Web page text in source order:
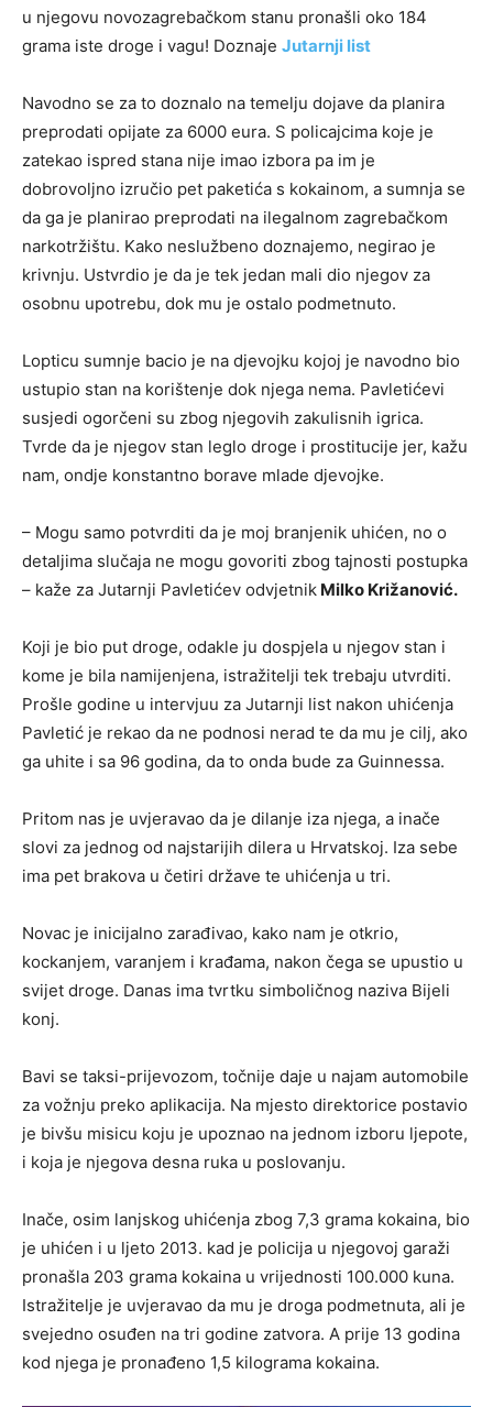
u njegovu novozagrebačkom stanu pronašli oko 184
grama iste droge i vagu! Doznaje Jutarnji list
Navodno se za to doznalo na temelju dojave da planira
preprodati opijate za 6000 eura. S policajcima koje je
zatekao ispred stana nije imao izbora pa im je
dobrovoljno izručio pet paketića s kokainom, a sumnja se
da ga je planirao preprodati na ilegalnom zagrebačkom
narkotržištu. Kako neslužbeno doznajemo, negirao je
krivnju. Ustvrdio je da je tek jedan mali dio njegov za
osobnu upotrebu, dok mu je ostalo podmetnuto.
Lopticu sumnje bacio je na djevojku kojoj je navodno bio
ustupio stan na korištenje dok njega nema. Pavletićevi
susjedi ogorčeni su zbog njegovih zakulisnih igrica.
Tvrde da je njegov stan leglo droge i prostitucije jer, kažu
nam, ondje konstantno borave mlade djevojke.
– Mogu samo potvrditi da je moj branjenik uhićen, no o
detaljima slučaja ne mogu govoriti zbog tajnosti postupka
– kaže za Jutarnji Pavletićev odvjetnik Milko Križanović.
Koji je bio put droge, odakle ju dospjela u njegov stan i
kome je bila namijenjena, istražitelji tek trebaju utvrditi.
Prošle godine u intervjuu za Jutarnji list nakon uhićenja
Pavletić je rekao da ne podnosi nerad te da mu je cilj, ako
ga uhite i sa 96 godina, da to onda bude za Guinnessa.
Pritom nas je uvjeravao da je dilanje iza njega, a inače
slovi za jednog od najstarijih dilera u Hrvatskoj. Iza sebe
ima pet brakova u četiri države te uhićenja u tri.
Novac je inicijalno zarađivao, kako nam je otkrio,
kockanjem, varanjem i krađama, nakon čega se upustio u
svijet droge. Danas ima tvrtku simboličnog naziva Bijeli
konj.
Bavi se taksi-prijevozom, točnije daje u najam automobile
za vožnju preko aplikacija. Na mjesto direktorice postavio
je bivšu misicu koju je upoznao na jednom izboru ljepote,
i koja je njegova desna ruka u poslovanju.
Inače, osim lanjskog uhićenja zbog 7,3 grama kokaina, bio
je uhićen i u ljeto 2013. kad je policija u njegovoj garaži
pronašla 203 grama kokaina u vrijednosti 100.000 kuna.
Istražitelje je uvjeravao da mu je droga podmetnuta, ali je
svejedno osuđen na tri godine zatvora. A prije 13 godina
kod njega je pronađeno 1,5 kilograma kokaina.